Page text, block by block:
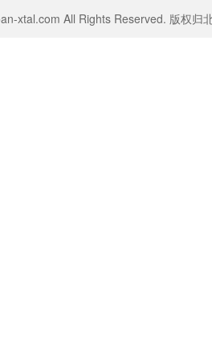
xtal.com All Rights Reserved. 版权归